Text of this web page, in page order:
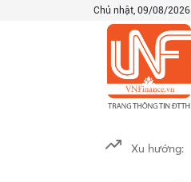
Chủ nhật, 09/08/2026
Xu hướng: